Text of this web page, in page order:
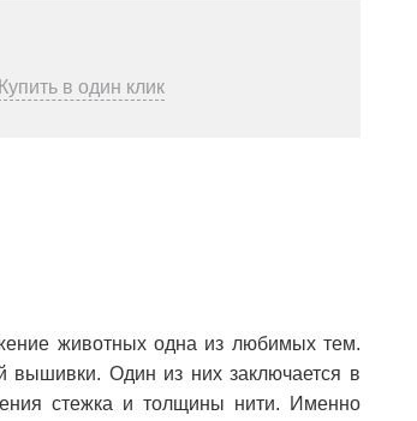
Купить в один клик
животных одна из любимых тем.
вышивки. Один из них заключается в
стежка и толщины нити. Именно